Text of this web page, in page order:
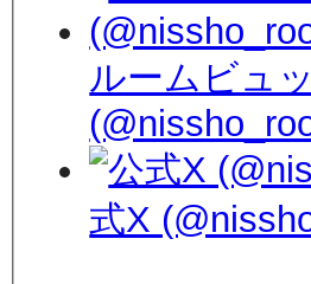
ルームビュ
式X